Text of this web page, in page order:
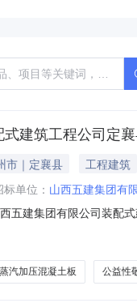
建筑工程公司定
市｜定襄县 工程建筑
标单位： 山西五建集团有
五建集团有限公司装配
式建筑工程公司定襄县
蒸汽加压混凝土板 公益性